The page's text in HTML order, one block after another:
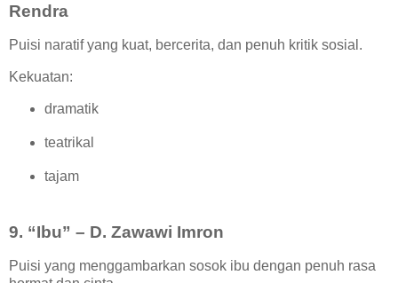
Rendra
Puisi naratif yang kuat, bercerita, dan penuh kritik sosial.
Kekuatan:
dramatik
teatrikal
tajam
9. “Ibu” – D. Zawawi Imron
Puisi yang menggambarkan sosok ibu dengan penuh rasa